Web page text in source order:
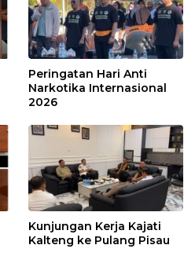
Peringatan Hari Anti
Narkotika Internasional
2026
Kunjungan Kerja Kajati
Kalteng ke Pulang Pisau